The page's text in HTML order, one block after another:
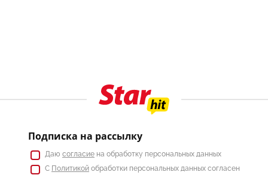
Подписка на рассылку
Даю согласие на обработку персональных данных
С Политикой обработки персональных данных согласен